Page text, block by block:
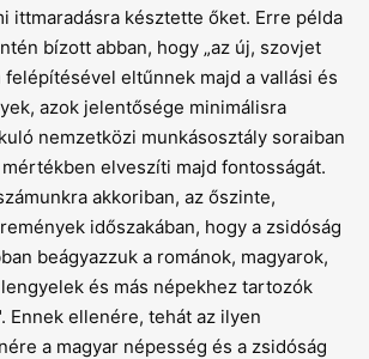
ittmaradásra késztette őket. Erre példa
bízott abban, hogy „az új, szovjet
eltűnnek majd a vallási és
azok jelentősége minimálisra
nemzetközi munkásosztály soraiban
elveszíti majd fontosságát.
akkoriban, az őszinte,
időszakában, hogy a zsidóság
beágyazzuk a románok, magyarok,
és más népekhez tartozók
Ennek ellenére, tehát az ilyen
a magyar népesség és a zsidóság